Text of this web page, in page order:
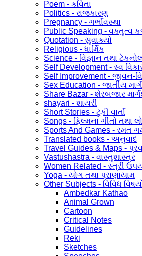
Poem - કવિતા
Politics - રાજકારણ
Pregnancy - ગર્ભાવસ્થા
Public Speaking - વક્તુત્વ
Quotation - સુવાક્યો
Religious - ધાર્મિક
Science - વિજ્ઞાન તથા
Self Development - સ્વ
Self Improvement - જીવન-
Sex Education - જાતીય
Share Bazar - શેરબજાર
shayari - શાયરી
Short Stories - ટૂંકી વાર્તા
Songs - ફિલ્મના ગીતો તથા
Sports And Games - રમત
Translated books - અનુવાદ
Travel Guides & Maps -
Vastushastra - વાસ્તુશાસ્ત્ર
Women Related - સ્ત્રી
Yoga - યોગ તથા પ્રાણાયામ
Other Subjects - વિવિધ
Ambedkar Kathao
Animal Grown
Cartoon
Critical Notes
Guidelines
Reki
Sketches